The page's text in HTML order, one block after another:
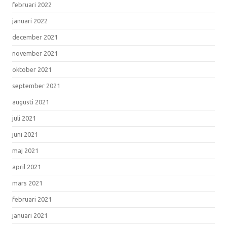
februari 2022
januari 2022
december 2021
november 2021
oktober 2021
september 2021
augusti 2021
juli 2021
juni 2021
maj 2021
april 2021
mars 2021
februari 2021
januari 2021